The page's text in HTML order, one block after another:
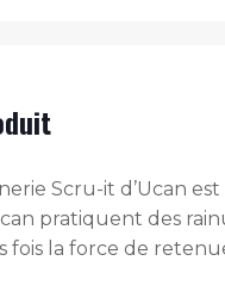
Scru-it d’Ucan
pratiquent des
fois la force de